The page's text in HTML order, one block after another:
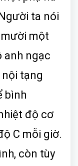
ta nói
một
anh ngạc
nội tạng
bình
độ cơ
C mỗi giờ.
còn tùy